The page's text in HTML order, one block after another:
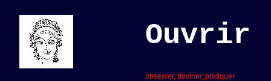
observer, deviner, pratiquer
Ouvrir